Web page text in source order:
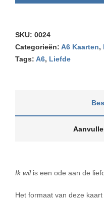
SKU: 0024
Categorieën: A6 Kaarten,
Tags: A6, Liefde
Ik wil is een ode aan de
Het formaat van deze